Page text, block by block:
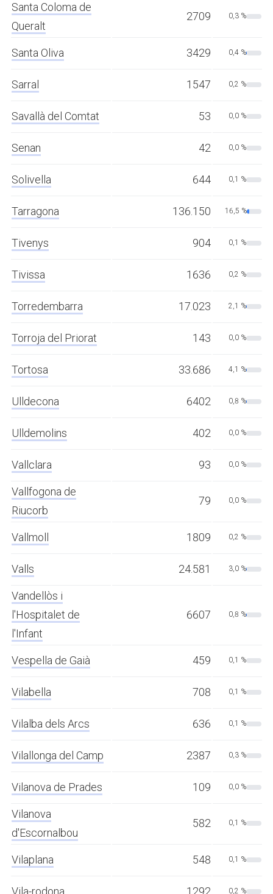
Santa Coloma de
Queralt
2709 0,3 %
Santa Oliva 3429 0,4 %
Sarral 1547 0,2 %
Savallà del Comtat 53 0,0 %
Senan 42 0,0 %
Solivella 644 0,1 %
Tarragona 136.150 16,5 %
Tivenys 904 0,1 %
Tivissa 1636 0,2 %
Torredembarra 17.023 2,1 %
Torroja del Priorat 143 0,0 %
Tortosa 33.686 4,1 %
Ulldecona 6402 0,8 %
Ulldemolins 402 0,0 %
Vallclara 93 0,0 %
Vallfogona de
Riucorb
79 0,0 %
Vallmoll 1809 0,2 %
Valls 24.581 3,0 %
Vandellòs i
l'Hospitalet de
l'Infant
6607 0,8 %
Vespella de Gaià 459 0,1 %
Vilabella 708 0,1 %
Vilalba dels Arcs 636 0,1 %
Vilallonga del Camp 2387 0,3 %
Vilanova de Prades 109 0,0 %
Vilanova
d'Escornalbou
582 0,1 %
Vilaplana 548 0,1 %
Vila-rodona 1292 0,2 %